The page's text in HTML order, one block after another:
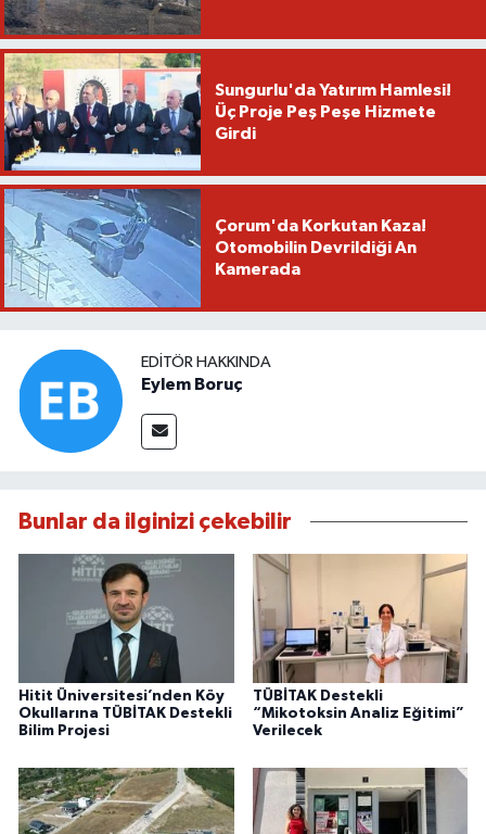
Sungurlu'da Yatırım Hamlesi!
Üç Proje Peş Peşe Hizmete
Girdi
Çorum'da Korkutan Kaza!
Otomobilin Devrildiği An
Kamerada
EDITÖR HAKKINDA
Eylem Boruç
Bunlar da ilginizi çekebilir
Hitit Üniversitesi’nden Köy
Okullarına TÜBİTAK Destekli
Bilim Projesi
TÜBİTAK Destekli
“Mikotoksin Analiz Eğitimi”
Verilecek